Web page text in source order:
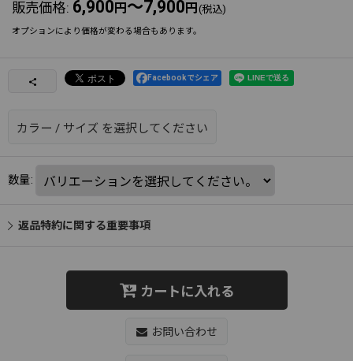
販売価格: 6,900 円 ～7,900 円 (税込)
オプションにより価格が変わる場合もあります。
Facebookでシェア
カラー / サイズ を選択してください
数量:
返品特約に関する重要事項
カートに入れる
お問い合わせ